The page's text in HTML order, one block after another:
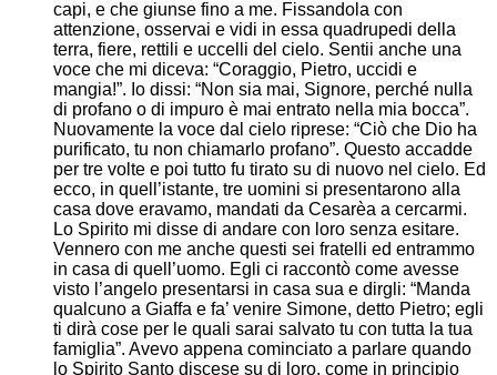
capi, e che giunse fino a me. Fissandola con
attenzione, osservai e vidi in essa quadrupedi della
terra, fiere, rettili e uccelli del cielo. Sentii anche una
voce che mi diceva: “Coraggio, Pietro, uccidi e
mangia!”. Io dissi: “Non sia mai, Signore, perché nulla
di profano o di impuro è mai entrato nella mia bocca”.
Nuovamente la voce dal cielo riprese: “Ciò che Dio ha
purificato, tu non chiamarlo profano”. Questo accadde
per tre volte e poi tutto fu tirato su di nuovo nel cielo. Ed
ecco, in quell’istante, tre uomini si presentarono alla
casa dove eravamo, mandati da Cesarèa a cercarmi.
Lo Spirito mi disse di andare con loro senza esitare.
Vennero con me anche questi sei fratelli ed entrammo
in casa di quell’uomo. Egli ci raccontò come avesse
visto l’angelo presentarsi in casa sua e dirgli: “Manda
qualcuno a Giaffa e fa’ venire Simone, detto Pietro; egli
ti dirà cose per le quali sarai salvato tu con tutta la tua
famiglia”. Avevo appena cominciato a parlare quando
lo Spirito Santo discese su di loro, come in principio